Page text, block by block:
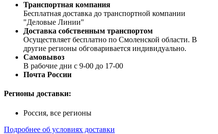
Транспортная компания
Бесплатная доставка до транспортной компании
"Деловые Линии"
Доставка собственным транспортом
Осуществляет бесплатно по Смоленской области. В
другие регионы обговаривается индивидуально.
Самовывоз
В рабочие дни с 9-00 до 17-00
Почта России
Регионы доставки:
Россия, все регионы
Подробнее об условиях доставки